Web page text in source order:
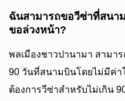
ฉันสามารถขอวีซ่าที่สนา
ขอล่วงหน้า?
พลเมืองชาวปานามา สามา
90 วันที่สนามบินโดยไม่มีค่า
ต้องการวีซ่าสำหรับไม่เกิน